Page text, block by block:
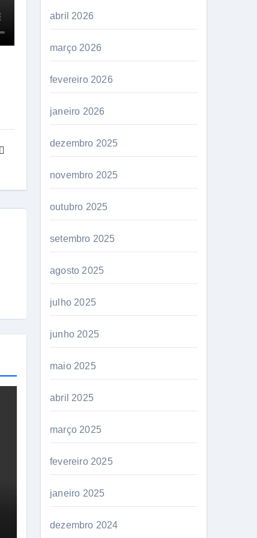
abril 2026
março 2026
fevereiro 2026
janeiro 2026
dezembro 2025
novembro 2025
outubro 2025
setembro 2025
agosto 2025
julho 2025
junho 2025
maio 2025
abril 2025
março 2025
fevereiro 2025
janeiro 2025
dezembro 2024